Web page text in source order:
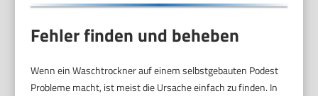
Fehler finden und beheben
Wenn ein Waschtrockner auf einem selbstgebauten Podest
Probleme macht, ist meist die Ursache einfach zu finden. In